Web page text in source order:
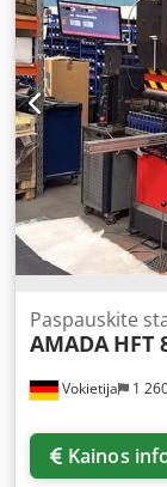
Vokietija 1
Paspauskite
AMADA HFT
Kainos